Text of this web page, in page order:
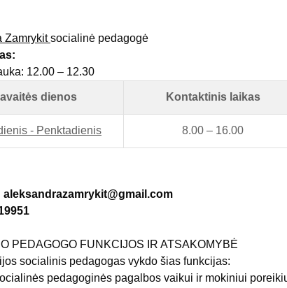
Zamrykitsocialinė pedagogė
12.00 – 12.30
dienos Kontaktinis laikas
- Penktadienis 8.00 – 16.00
aleksandrazamrykit@gmail.com
PEDAGOGO FUNKCIJOS IR ATSAKOMYBĖ
socialinis pedagogas vykdo šias funkcijas:
pedagoginės pagalbos vaikui ir mokiniui